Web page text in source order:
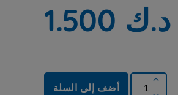
د.ك 1.500
أضف إلى السلة